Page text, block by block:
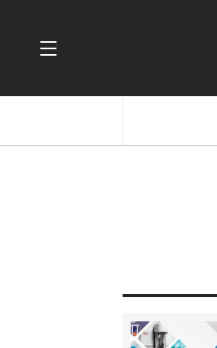
OFF CANVAS